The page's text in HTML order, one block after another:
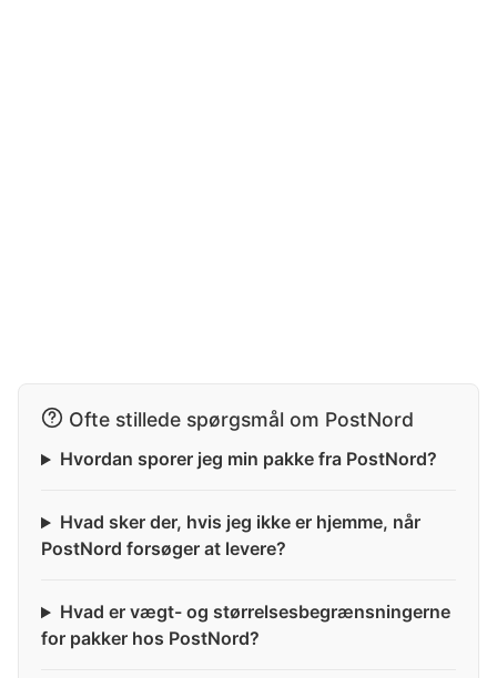
Ofte stillede spørgsmål om PostNord
Hvordan sporer jeg min pakke fra PostNord?
Hvad sker der, hvis jeg ikke er hjemme, når
PostNord forsøger at levere?
Hvad er vægt- og størrelsesbegrænsningerne
for pakker hos PostNord?